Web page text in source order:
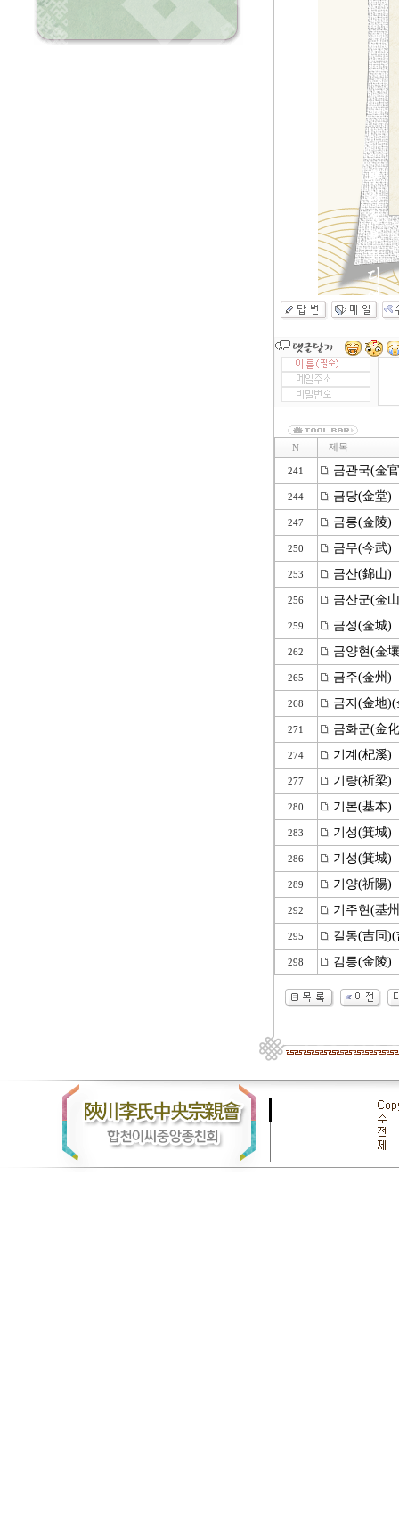
N 제목
241 금관국(金
244 금당(金堂)
247 금릉(金陵)
250 금무(今武)
253 금산(錦山)
256 금산군(金
259 금성(金城)
262 금양현(金
265 금주(金州)
268 금지(金地)(
271 금화군(金
274 기계(杞溪)
277 기량(祈梁)
280 기본(基本)
283 기성(箕城)
286 기성(箕城)
289 기양(祈陽)
292 기주현(基
295 길동(吉同)(
298 김릉(金陵)